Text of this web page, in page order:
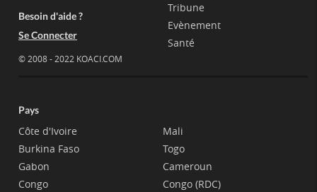
Besoin d'aide ?
Se Connecter
© 2008 - 2022 KOACI.COM
Tribune
Evènement
Santé
Pays
Côte d'Ivoire
Burkina Faso
Gabon
Congo
Mali
Togo
Cameroun
Congo (RDC)